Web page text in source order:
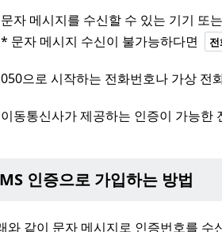
문자 메시지를 수신할 수 있는 기기 또
* 문자 메시지 수신이 불가능하다면
050으로 시작하는 전화번호나 가상 전
이동통신사가 제공하는 인증이 가능한
인증으로 가입하는 방법
와 같이 문자 메시지로 인증번호를 수